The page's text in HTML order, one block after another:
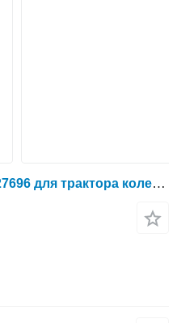
Коллектор John Deere R527696 для трактора колесного John Deere 6530,6630,6830,6930,7230,7330,7430,7530